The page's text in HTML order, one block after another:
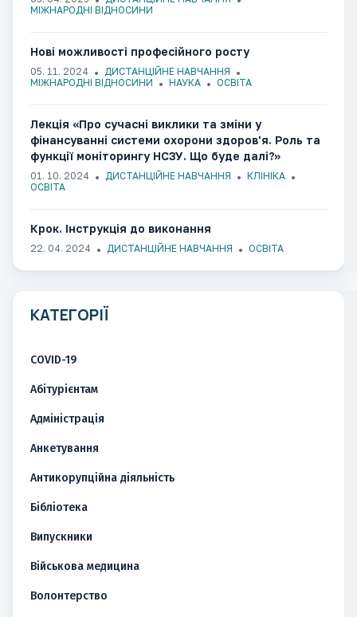
МІЖНАРОДНІ ВІДНОСИНИ
Нові можливості професійного росту
05. 11. 2024
ДИСТАНЦІЙНЕ НАВЧАННЯ
МІЖНАРОДНІ ВІДНОСИНИ
НАУКА ОСВІТА
Лекція «Про сучасні виклики та зміни у
фінансуванні системи охорони здоров'я. Роль та
функції моніторингу НСЗУ. Що буде далі?»
01. 10. 2024 ДИСТАНЦІЙНЕ НАВЧАННЯ
КЛІНІКА
ОСВІТА
Крок. Інструкція до виконання
22. 04. 2024 ДИСТАНЦІЙНЕ НАВЧАННЯ ОСВІТА
КАТЕГОРІЇ
COVID-19
Абітурієнтам
Адміністрація
Анкетування
Антикорупційна діяльність
Бібліотека
Випускники
Військова медицина
Волонтерство